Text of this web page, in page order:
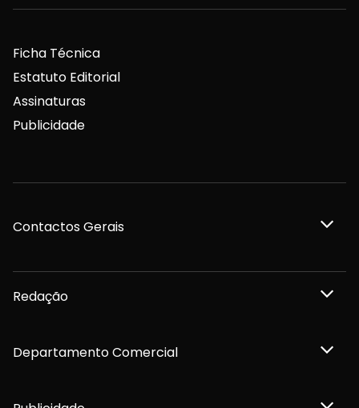
Ficha Técnica
Estatuto Editorial
Assinaturas
Publicidade
Contactos Gerais
Redação
Departamento Comercial